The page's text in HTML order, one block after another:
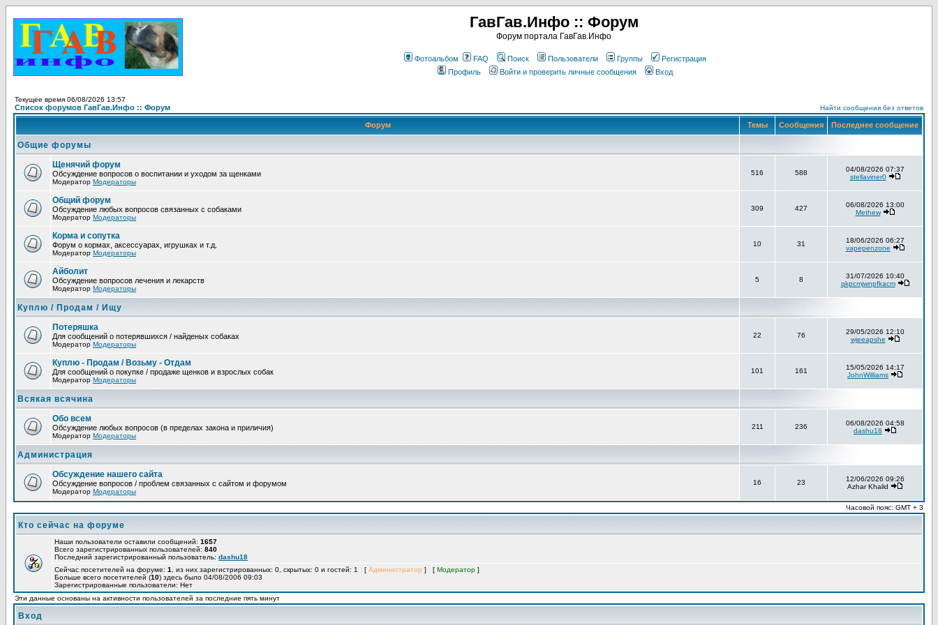
ГавГав.Инфо :: Форум
Форум портала ГавГав.Инфо
Фотоальбом FAQ Поиск Пользователи Группы
Регистрация
Профиль
Войти и проверить личные сообщения Вход
Текущее время 06/08/2026 13:57
Список форумов ГавГав.Инфо :: Форум Найти сообщения без ответов
Форум Темы Сообщения Последнее сообщение
Общие форумы
Щенячий форум
Обсуждение вопросов о воспитании и уходом за щенками
Модератор Модераторы
516 588
04/08/2026 07:37
stellaviner0
Общий форум
Обсуждение любых вопросов связанных с собаками
Модератор Модераторы
309 427
06/08/2026 13:00
Methew
Корма и сопутка
Форум о кормах, аксессуарах, игрушках и т.д.
Модератор Модераторы
10 31
18/06/2026 06:27
vapepenzone
Айболит
Обсуждение вопросов лечения и лекарств
Модератор Модераторы
5 8
31/07/2026 10:40
qkpcmjwnpfkacm
Куплю / Продам / Ищу
Потеряшка
Для сообщений о потерявшихся / найденых собаках
Модератор Модераторы
22 76
29/05/2026 12:10
wjeeapshe
Куплю - Продам / Возьму - Отдам
Для сообщений о покупке / продаже щенков и взрослых собак
Модератор Модераторы
101 161
15/05/2026 14:17
JohnWilliams
Всякая всячина
Обо всем
Обсуждение любых вопросов (в пределах закона и приличия)
Модератор Модераторы
211 236
06/08/2026 04:58
dashu18
Администрация
Обсуждение нашего сайта
Обсуждение вопросов / проблем связанных с сайтом и форумом
Модератор Модераторы
16 23
12/06/2026 09:26
Azhar Khalid
Часовой пояс: GMT + 3
Кто сейчас на форуме
Наши пользователи оставили сообщений: 1657
Всего зарегистрированных пользователей: 840
Последний зарегистрированный пользователь: dashu18
Сейчас посетителей на форуме: 1 , из них зарегистрированных: 0, скрытых: 0 и гостей: 1 [ Администратор ] [ Модератор ]
Больше всего посетителей (10) здесь было 04/08/2006 09:03
Зарегистрированные пользователи: Нет
Эти данные основаны на активности пользователей за последние пять минут
Вход